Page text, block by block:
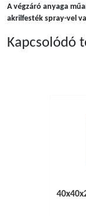
A végzáró anyaga
akrilfesték spray-vel
Kapcsolódó